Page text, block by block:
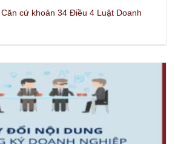
cứ khoản 34 Điều 4 Luật Doanh